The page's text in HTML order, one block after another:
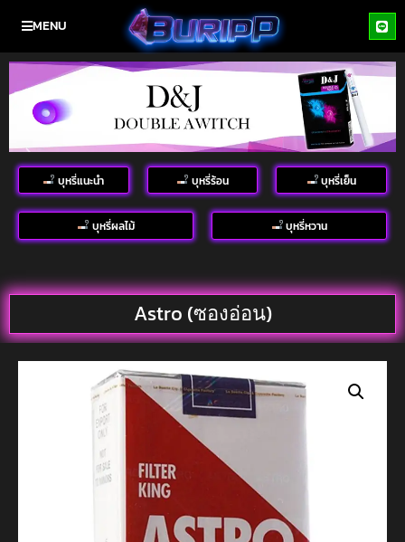
MENU
บุหรี่แนะนำ บุหรี่ร้อน บุหรี่เย็น
บุหรี่ผลไม้ บุหรี่หวาน
Astro (ซองอ่อน)